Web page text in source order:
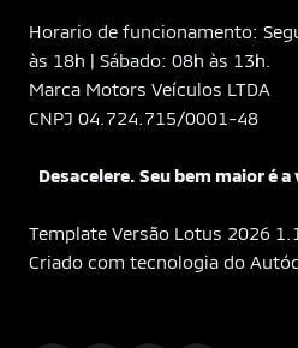
Horario de funcionamento:
às 18h | Sábado: 08h às 13h.
Marca Motors Veículos LTDA
CNPJ 04.724.715/0001-48
Desacelere. Seu bem maior é a
Template Versão Lotus 2026
Criado com tecnologia do